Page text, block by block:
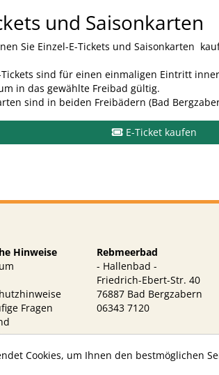
und Saisonkarten
Sie Einzel-E-Tickets und Saisonkarten
Tickets sind für einen einmaligen Eintritt
in das gewählte Freibad gültig.
sind in beiden Freibädern (Bad
E-Ticket kaufen
Hinweise
Fragen
Rebmeerbad
- Hallenbad -
Friedrich-Ebert-Str. 40
76887 Bad Bergzabern
06343 7120
Cookies, um Ihnen den bestmöglichen